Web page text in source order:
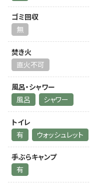
ゴミ回収
無
焚き火
直火不可
風呂・シャワー
風呂
シャワー
トイレ
有
ウォッシュレット
手ぶらキャンプ
有